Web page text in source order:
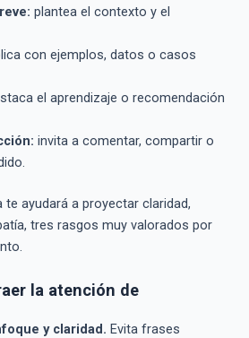
plantea el contexto y el
con ejemplos, datos o casos
el aprendizaje o recomendación
invita a comentar, compartir o
ayudará a proyectar claridad,
tres rasgos muy valorados por
la atención de
y claridad. Evita frases